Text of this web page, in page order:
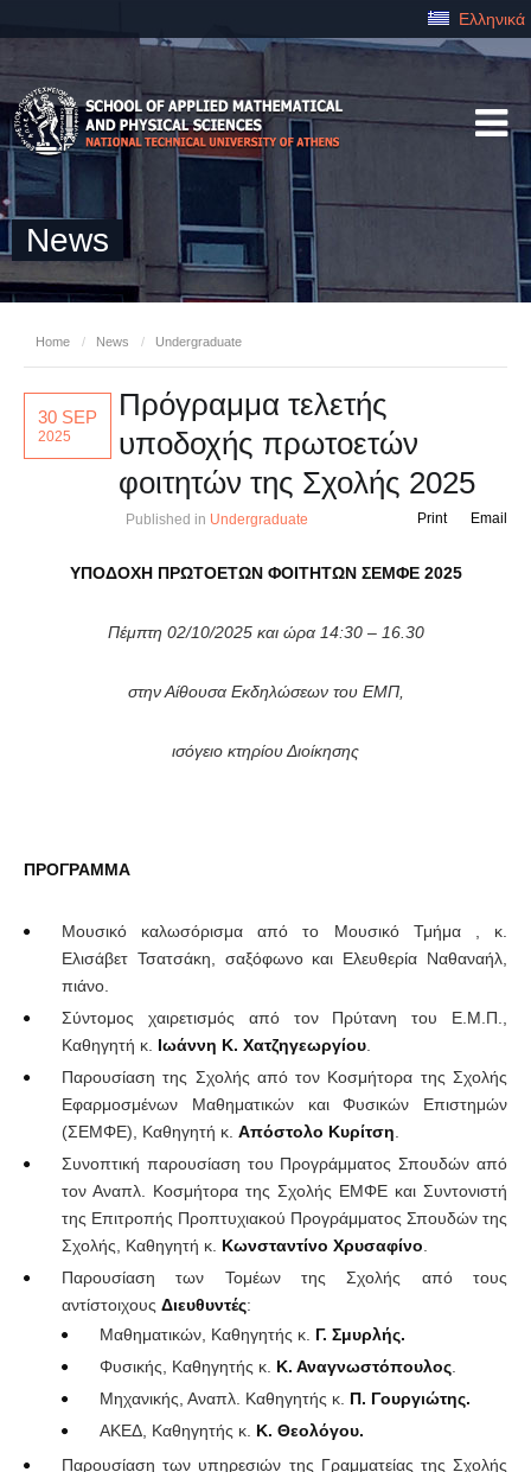
Ελληνικά
News
Home / News / Undergraduate
30 SEP
2025
Πρόγραμμα τελετής
υποδοχής πρωτοετών
φοιτητών της Σχολής 2025
Published in Undergraduate Email
Print
ΥΠΟΔΟΧΗ ΠΡΩΤΟΕΤΩΝ ΦΟΙΤΗΤΩΝ ΣΕΜΦΕ 2025
Πέμπτη 02/10/2025 και ώρα 14:30 – 16.30
στην Αίθουσα Εκδηλώσεων του ΕΜΠ,
ισόγειο κτηρίου Διοίκησης
ΠΡΟΓΡΑΜΜΑ
Μουσικό καλωσόρισμα από το Μουσικό Τμήμα , κ.
Ελισάβετ Τσατσάκη, σαξόφωνο και Ελευθερία Ναθαναήλ,
πιάνο.
Σύντομος χαιρετισμός από τον Πρύτανη του Ε.Μ.Π.,
Καθηγητή κ. Ιωάννη Κ. Χατζηγεωργίου
Παρουσίαση της Σχολής από τον Κοσμήτορα της Σχολής
Εφαρμοσμένων Μαθηματικών και Φυσικών Επιστημών
(ΣΕΜΦΕ), Καθηγητή κ. Απόστολο Κυρίτση
Συνοπτική παρουσίαση του Προγράμματος Σπουδών από
τον Αναπλ. Κοσμήτορα της Σχολής ΕΜΦΕ και Συντονιστή
της Επιτροπής Προπτυχιακού Προγράμματος Σπουδών της
Σχολής, Καθηγητή κ. Κωνσταντίνο Χρυσαφίνο
Παρουσίαση των Τομέων της Σχολής από τους
αντίστοιχους Διευθυντές:
Μαθηματικών, Καθηγητής κ. Γ. Σμυρλής.
Φυσικής, Καθηγητής κ. Κ. Αναγνωστόπουλος
Μηχανικής, Αναπλ. Καθηγητής κ. Π. Γουργιώτης.
ΑΚΕΔ, Καθηγητής κ. Κ. Θεολόγου.
Παρουσίαση των υπηρεσιών της Γραμματείας της Σχολής